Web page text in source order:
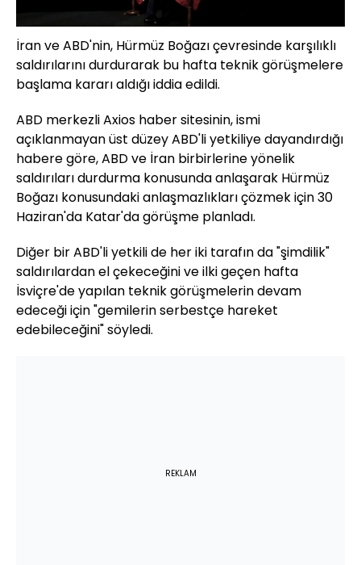
İran ve ABD'nin, Hürmüz Boğazı çevresinde karşılıklı
saldırılarını durdurarak bu hafta teknik görüşmelere
başlama kararı aldığı iddia edildi.
ABD merkezli Axios haber sitesinin, ismi
açıklanmayan üst düzey ABD'li yetkiliye dayandırdığı
habere göre, ABD ve İran birbirlerine yönelik
saldırıları durdurma konusunda anlaşarak Hürmüz
Boğazı konusundaki anlaşmazlıkları çözmek için 30
Haziran'da Katar'da görüşme planladı.
Diğer bir ABD'li yetkili de her iki tarafın da "şimdilik"
saldırılardan el çekeceğini ve ilki geçen hafta
İsviçre'de yapılan teknik görüşmelerin devam
edeceği için "gemilerin serbestçe hareket
edebileceğini" söyledi.
REKLAM